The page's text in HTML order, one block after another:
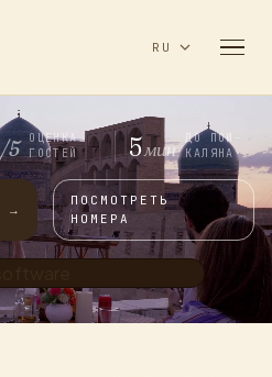
RU
/5
ОЦЕНКА
ГОСТЕЙ
5мин
ДО ПОИ-
КАЛЯНА
→
ПОСМОТРЕТЬ
НОМЕРА